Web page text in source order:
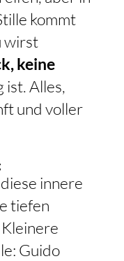
kommt
wirst
keine
Alles,
und voller
innere
tiefen
Guido